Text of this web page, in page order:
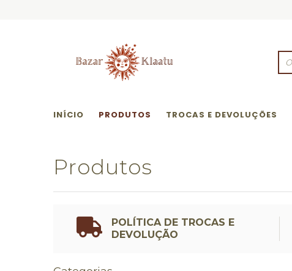
INÍCIO PRODUTOS TROCAS E DEVOLUÇÕES
Produtos
POLÍTICA DE TROCAS E
DEVOLUÇÃO